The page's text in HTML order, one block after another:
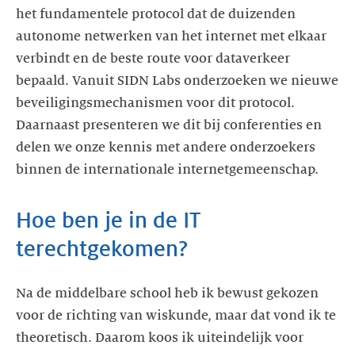
het fundamentele protocol dat de duizenden
autonome netwerken van het internet met elkaar
verbindt en de beste route voor dataverkeer
bepaald. Vanuit SIDN Labs onderzoeken we nieuwe
beveiligingsmechanismen voor dit protocol.
Daarnaast presenteren we dit bij conferenties en
delen we onze kennis met andere onderzoekers
binnen de internationale internetgemeenschap.
Hoe ben je in de IT
terechtgekomen?
Na de middelbare school heb ik bewust gekozen
voor de richting van wiskunde, maar dat vond ik te
theoretisch. Daarom koos ik uiteindelijk voor